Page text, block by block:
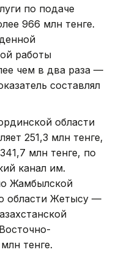
по подаче
966 млн тенге.
работы
чем в два раза —
составлял
области
251,3 млн тенге,
млн тенге, по
канал им.
Жамбылской
области Жетысу —
тенге.